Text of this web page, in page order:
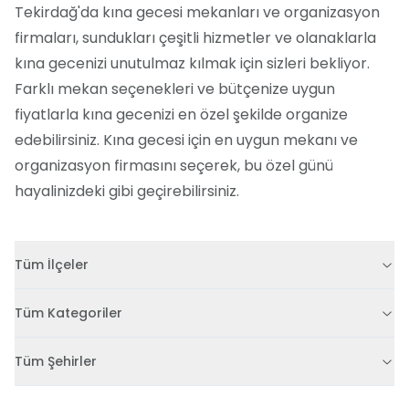
Tekirdağ'da kına gecesi mekanları ve organizasyon
firmaları, sundukları çeşitli hizmetler ve olanaklarla
kına gecenizi unutulmaz kılmak için sizleri bekliyor.
Farklı mekan seçenekleri ve bütçenize uygun
fiyatlarla kına gecenizi en özel şekilde organize
edebilirsiniz. Kına gecesi için en uygun mekanı ve
organizasyon firmasını seçerek, bu özel günü
hayalinizdeki gibi geçirebilirsiniz.
Tüm İlçeler
Tüm Kategoriler
Tüm Şehirler